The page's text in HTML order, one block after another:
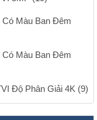
Màu Ban Đêm
Màu Ban Đêm
Độ Phân Giải 4K (9)